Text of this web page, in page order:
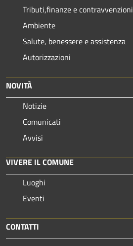
Tributi,finanze e contravvenzioni
Ambiente
Salute, benessere e assistenza
Autorizzazioni
NOVITÀ
Notizie
Comunicati
Avvisi
VIVERE IL COMUNE
Luoghi
Eventi
CONTATTI